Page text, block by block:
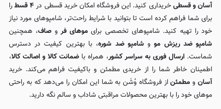
آسان و قسطیخریداری کنید. این فروشگاه امکان خرید قسطی در ۴ قسط
را
برای شما فراهم کرده است تا بتوانید با شرایط راحت‌تر، شامپوهای مورد نیاز
خود را تهیه کنید. شامپوهای تخصصی برای موهای فرو صاف، همچنین
شامپو ضد ریزش مووشامپو ضد شوره، با بهترین کیفیت در دسترس
شماست. ارسال فوری به سراسر کشور، همراه باضمانت کالا و اصالت کالا،
اطمینان خاطر شما را از خریدی مطمئن و باکیفیت فراهم می‌کند. خرید
آسانو مطمئناز فروشگاه وُشَن به شما این امکان را می‌دهد که به راحتی
موهای خود را با بهترین محصولات مراقبتی شاداب و سالم نگه دارید.